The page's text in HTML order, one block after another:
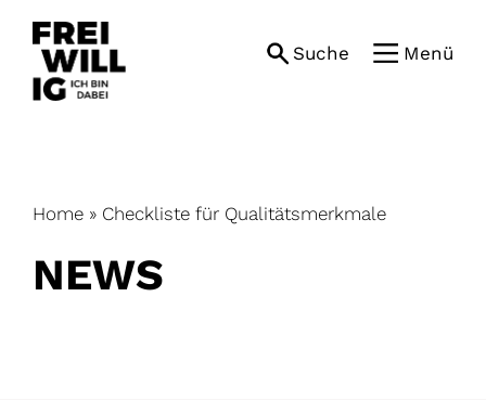
content
Suche Menü
Home » Checkliste für Qualitätsmerkmale
NEWS